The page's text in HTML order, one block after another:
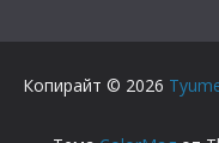
Копирайт © 2026